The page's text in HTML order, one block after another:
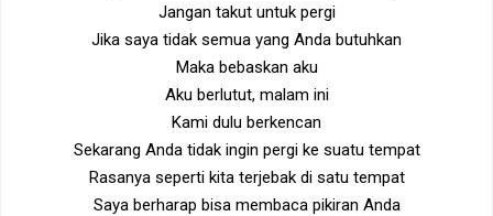
Jangan takut untuk pergi
Jika saya tidak semua yang Anda butuhkan
Maka bebaskan aku
Aku berlutut, malam ini
Kami dulu berkencan
Sekarang Anda tidak ingin pergi ke suatu tempat
Rasanya seperti kita terjebak di satu tempat
Saya berharap bisa membaca pikiran Anda